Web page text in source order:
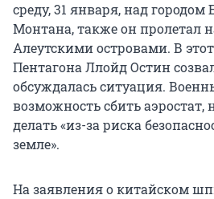
среду, 31 января, над
Монтана, также он пролетал
Алеутскими островами. В
Пентагона Ллойд Остин
обсуждалась ситуация.
возможность сбить аэростат,
делать «из-за риска
земле».
На заявления о китайском